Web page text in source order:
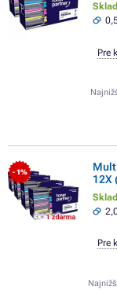
Pre
- 1%
12X
Pre